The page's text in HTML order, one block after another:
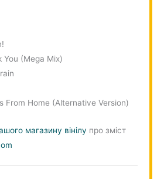
You (Mega Mix)
From Home (Alternative Version)
магазину вінілу про зміст